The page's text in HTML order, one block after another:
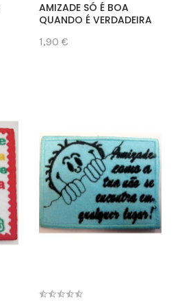
AMIZADE SÓ É BOA
QUANDO É VERDADEIRA
1,90 €